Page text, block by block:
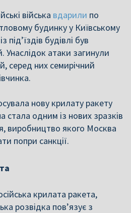
війська вдарили по
будинку у Київському
під’їздів будівлі був
Унаслідок атаки загинули
них семирічний
нову крилату ракету
стала одним із нових зразків
виробництво якого Москва
попри санкції.
крилата ракета,
розвідка пов’язує з